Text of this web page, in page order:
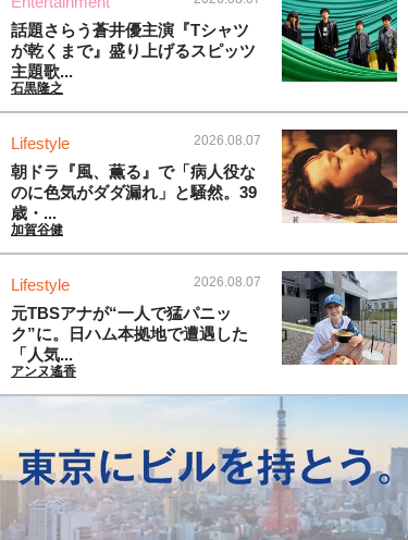
話題さらう蒼井優主演『Tシャツ
が乾くまで』盛り上げるスピッツ
主題歌...
石黒隆之
Lifestyle 2026.08.07
朝ドラ『風、薫る』で「病人役な
のに色気がダダ漏れ」と騒然。39
歳・...
加賀谷健
Lifestyle 2026.08.07
元TBSアナが“一人で猛パニッ
ク”に。日ハム本拠地で遭遇した
「人気...
アンヌ遙香